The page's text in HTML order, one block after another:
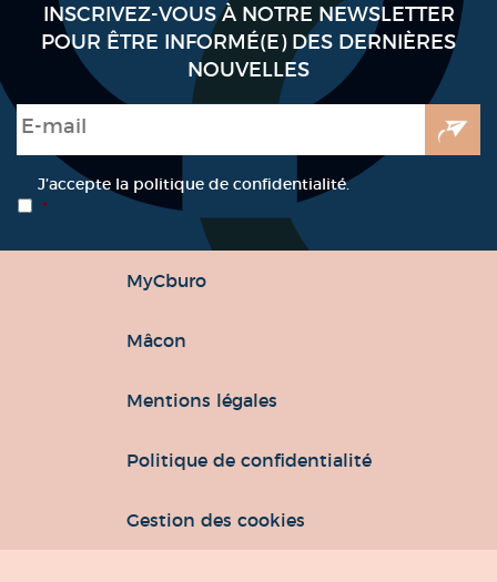
INSCRIVEZ-VOUS À NOTRE NEWSLETTER
POUR ÊTRE INFORMÉ(E) DES DERNIÈRES
NOUVELLES
E-mail
RGPD *
J’accepte la politique de confidentialité.
*
MyCburo
Mâcon
Mentions légales
Politique de confidentialité
Gestion des cookies